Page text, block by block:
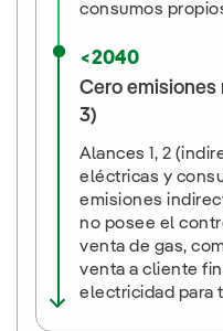
consumos
<2040
Cero emisiones
3)
Alances 1, 2
eléctricas y
emisiones
no posee el
venta de gas,
venta a cliente
electricidad para